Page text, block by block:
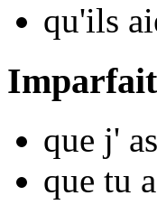
qu'ils
Imparfait
que j'
que tu